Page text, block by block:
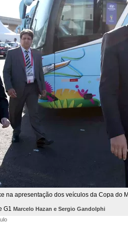
na apresentação dos veículos da Copa do
G1Marcelo Hazan e Sergio Gandolphi